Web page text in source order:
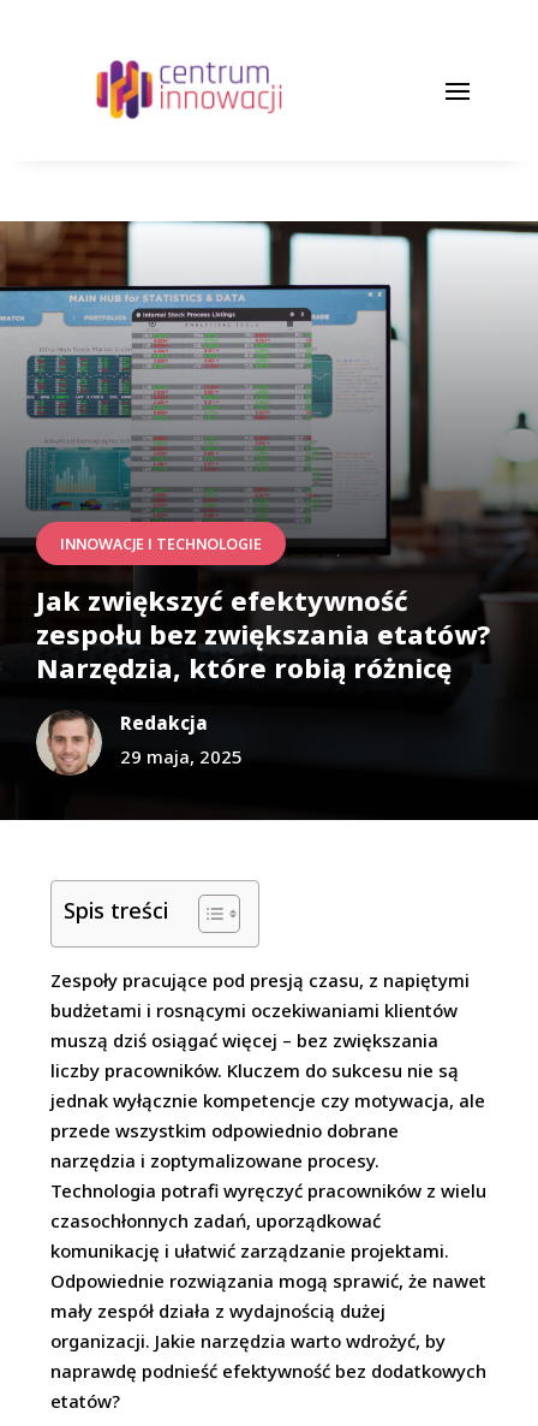
INNOWACJE I TECHNOLOGIE
Jak zwiększyć efektywność
zespołu bez zwiększania etatów?
Narzędzia, które robią różnicę
Redakcja
29 maja, 2025
Spis treści
Zespoły pracujące pod presją czasu, z napiętymi
budżetami i rosnącymi oczekiwaniami klientów
muszą dziś osiągać więcej – bez zwiększania
liczby pracowników. Kluczem do sukcesu nie są
jednak wyłącznie kompetencje czy motywacja, ale
przede wszystkim odpowiednio dobrane
narzędzia i zoptymalizowane procesy.
Technologia potrafi wyręczyć pracowników z wielu
czasochłonnych zadań, uporządkować
komunikację i ułatwić zarządzanie projektami.
Odpowiednie rozwiązania mogą sprawić, że nawet
mały zespół działa z wydajnością dużej
organizacji. Jakie narzędzia warto wdrożyć, by
naprawdę podnieść efektywność bez dodatkowych
etatów?